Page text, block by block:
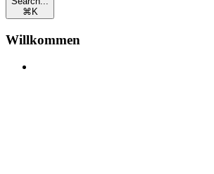
⌘ K
Willkommen